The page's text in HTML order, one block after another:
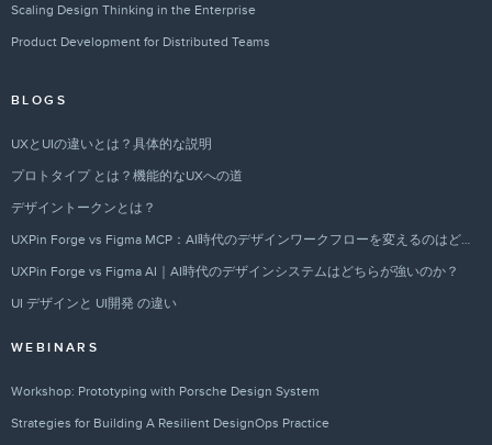
Scaling Design Thinking in the Enterprise
Product Development for Distributed Teams
BLOGS
UXとUIの違いとは？具体的な説明
プロトタイプ とは？機能的なUXへの道
デザイントークンとは？
UXPin Forge vs Figma MCP：AI時代のデザインワークフローを変えるのはどちらか？
UXPin Forge vs Figma AI｜AI時代のデザインシステムはどちらが強いのか？
UI デザインと UI開発 の違い
WEBINARS
Workshop: Prototyping with Porsche Design System
Strategies for Building A Resilient DesignOps Practice